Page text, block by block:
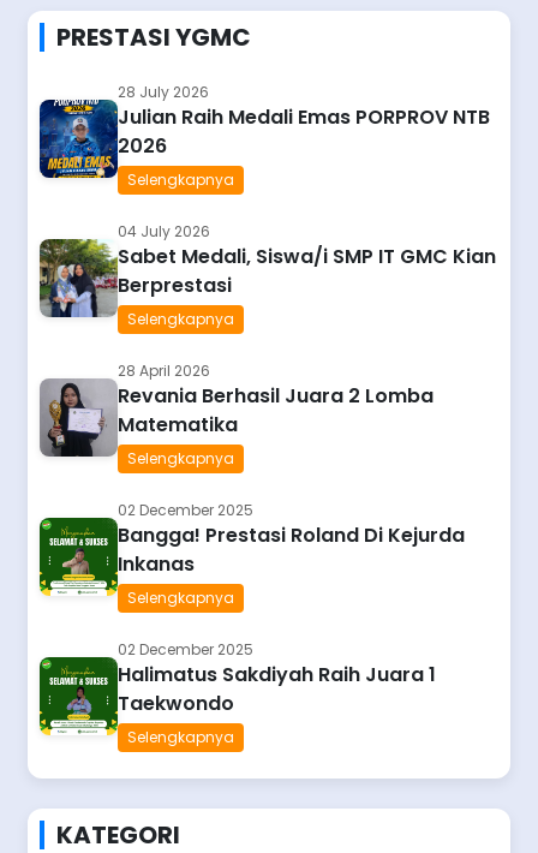
PRESTASI YGMC
28 July 2026
Julian Raih Medali Emas PORPROV NTB
2026
Selengkapnya
04 July 2026
Sabet Medali, Siswa/i SMP IT GMC Kian
Berprestasi
Selengkapnya
28 April 2026
Revania Berhasil Juara 2 Lomba
Matematika
Selengkapnya
02 December 2025
Bangga! Prestasi Roland Di Kejurda
Inkanas
Selengkapnya
02 December 2025
Halimatus Sakdiyah Raih Juara 1
Taekwondo
Selengkapnya
KATEGORI